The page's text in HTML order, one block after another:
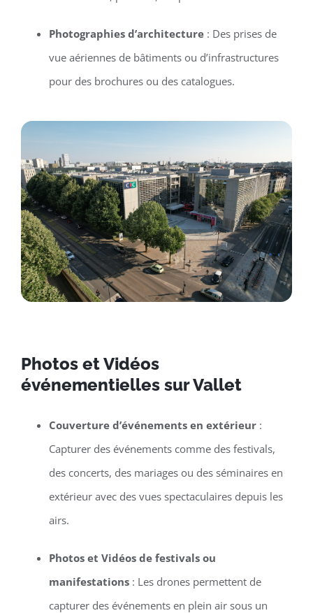
Photographies d’architecture: Des prises de
vue aériennes de bâtiments ou d’infrastructures
pour des brochures ou des catalogues.
Photos et Vidéos
événementielles sur Vallet
Couverture d’événements en extérieur:
Capturer des événements comme des festivals,
des concerts, des mariages ou des séminaires en
extérieur avec des vues spectaculaires depuis les
airs.
Photos et Vidéos de festivals ou
manifestations: Les drones permettent de
capturer des événements en plein air sous un